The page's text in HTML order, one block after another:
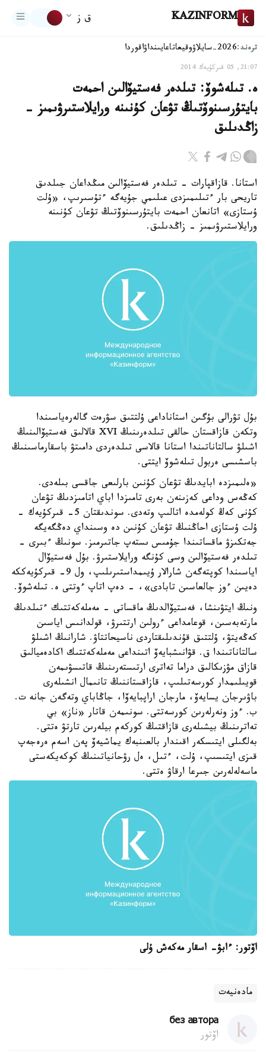
KAZINFORM ق ز
ترەند:2026-سايلاۋ وقيعاتاعايىنداۋاقوردا
21:07, 05 قىركۇيەك 2014
ە. تىلەشوۆ: تىلدەر فەستيۆالىن احمەت
بايتۇرسىنوۆتىڭ تۋعان كۇنىنە ورايلاستىرۋىمىز -
زاڭدىلىق
استانا. قازاقپارات - تىلدەر فەستيۆالىن مىڭداعان جىلدىق
تاريحى بار ءتىلىمىزدى عىلىمي جۇيەگە ءتۇسىرىپ، «ۇلت
ۇستازى» اتانعان احمەت بايتۇرسىنوۆتىڭ تۋعان كۇنىنە
ورايلاستىرۋىمىز - زاڭدىلىق.
بۇل تۋرالى بۇگىن استاناداعى ۇلتتىق سۋرەت گالەرەياسىندا
وتكەن قازاقستان حالقى تىلدەرىنىڭ XVI قالالىق فەستيۆالىنىڭ
اشىلۋ سالتاناتىندا استانا قالاسى تىلدەردى دامىتۋ باسقارماسىنىڭ
باسشىسى ەربول تىلەشوۆ ايتتى.
«ەلىمىزدە ابايدىڭ تۋعان كۇنىن بارلىعى جاقسى بىلەدى.
كەڭەس وداعى كەزىنەن بەرى تامىزدا اباي اتامىزدىڭ تۋعان
كۇنى كەڭ كولەمدە اتالىپ وتەدى. سوندىقتان 5- قىركۇيەك -
ۇلت ۇستازى احاڭنىڭ تۋعان كۇنىن دە وسىنداي دەڭگەيگە
جەتكىزۋ ماقساتىندا جۇمىس ىستەپ جاتىرمىز. سونىڭ ءبىرى -
تىلدەر فەستيۆالىن وسى كۇنگە ورايلاستىرۋ. بۇل فەستيۆال
اياسىندا كوپتەگەن شارالار ۇيىمداستىرىلىپ، ول 9- قىركۇيەككە
دەيىن ءوز جالعاسىن تابادى»، - دەپ اتاپ ءوتتى ە. تىلەشوۆ.
ونىڭ ايتۋىنشا، فەستيۆالدىڭ ماقساتى - مەملەكەتتىك ءتىلدىڭ
مارتەبەسىن، قوعامداعى ءرولىن ارتتىرۋ، قولدانىس اياسىن
كەڭەيتۋ، ۇلتتىق قۇندىلىقتاردى ناسيحاتتاۋ. شارانىڭ اشىلۋ
سالتاناتىندا ق. قۋانىشبايەۆ اتىنداعى مەملەكەتتىك اكادەميالىق
قازاق مۋزىكالىق دراما تەاترى ارتىستەرىنىڭ قاتىسۋىمەن
قويىلىمدار كورسەتىلىپ، قازاقستاننىڭ تانىمال انشىلەرى
باۋىرجان يسايەۆ، مارجان اراپبايەۆا، جاڭاباي وتەگەن جانە ت.
ب. ءوز ونەرلەرىن كورسەتتى. سونىمەن قاتار «ناز» بي
تەاترىنىڭ بيشىلەرى قازاقتىڭ كوركەم بيلەرىن تارتۋ ەتتى.
بەلگىلى ايتىسكەر اقىندار بالعىنبەك يماشيەۆ پەن اسەم ەرەجەپ
قىزى ايتىسىپ، ۇلت، ءتىل، ەل رۋحانياتىنىڭ كوكەيكەستى
ماسەلەلەرىن جىرعا ارقاۋ ەتتى.
اۆتور: ءابۋ- اسقار مەكەش ۇلى
مادەنيەت
без автора
اۆتور